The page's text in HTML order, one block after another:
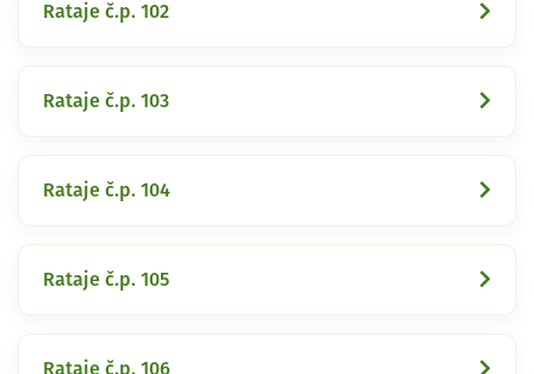
Rataje č.p. 102
Rataje č.p. 103
Rataje č.p. 104
Rataje č.p. 105
Rataje č.p. 106